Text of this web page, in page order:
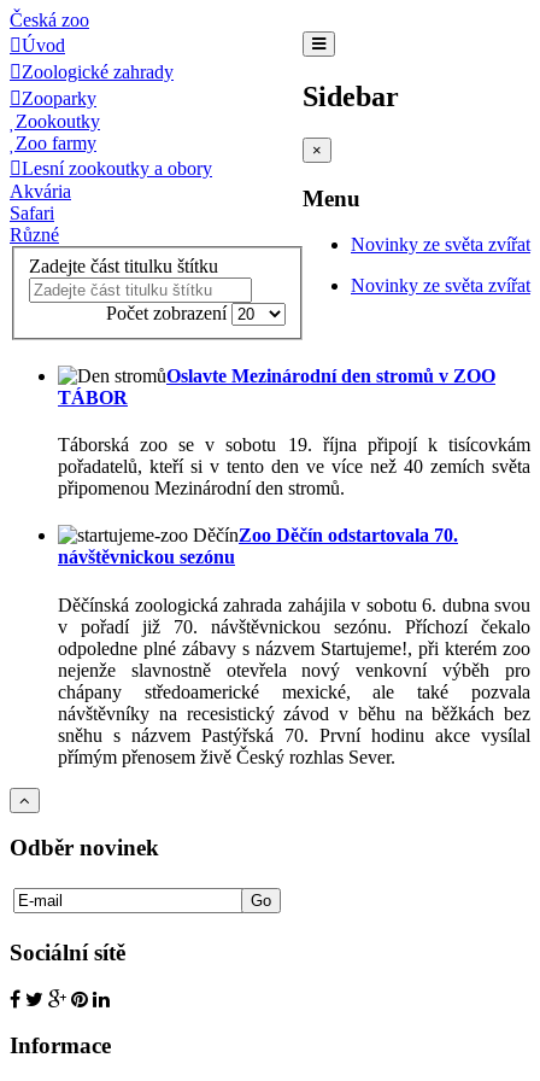
Česká zoo
Sidebar
×
Menu
Novinky ze světa zvířat
Novinky ze světa zvířat
Úvod
Zoologické zahrady
Zooparky
Zookoutky
Zoo farmy
Lesní zookoutky a obory
Akvária
Safari
Různé
Zadejte část titulku štítku
Počet zobrazení
Oslavte Mezinárodní den stromů v ZOO
TÁBOR
Táborská zoo se v sobotu 19. října připojí k tisícovkám
pořadatelů, kteří si v tento den ve více než 40 zemích světa
připomenou Mezinárodní den stromů.
Zoo Děčín odstartovala 70.
návštěvnickou sezónu
Děčínská zoologická zahrada zahájila v sobotu 6. dubna svou
v pořadí již 70. návštěvnickou sezónu. Příchozí čekalo
odpoledne plné zábavy s názvem Startujeme!, při kterém zoo
nejenže slavnostně otevřela nový venkovní výběh pro
chápany středoamerické mexické, ale také pozvala
návštěvníky na recesistický závod v běhu na běžkách bez
sněhu s názvem Pastýřská 70. První hodinu akce vysílal
přímým přenosem živě Český rozhlas Sever.
Odběr novinek
Sociální sítě
Informace